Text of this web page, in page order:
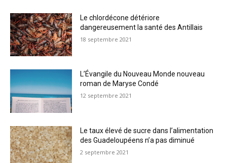
Le chlordécone détériore
dangereusement la santé des Antillais
18 septembre 2021
L’Évangile du Nouveau Monde nouveau
roman de Maryse Condé
12 septembre 2021
Le taux élevé de sucre dans l’alimentation
des Guadeloupéens n’a pas diminué
2 septembre 2021